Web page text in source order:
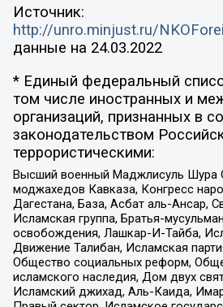
Источник:
http://unro.minjust.ru/
данные на 24.03.2022
* Единый федеральный
том числе иностранных и
организаций, признанных в
законодательством
террористическими:
Высший военный Маджлисуль Шура
моджахедов Кавказа, Конгресс
Дагестана, База, Асбат аль-Ансар,
Исламская группа, Братья-
освобождения, Лашкар-И-Тайба,
Движение Талибан, Исламская
Общество социальных реформ,
исламского наследия, Дом двух
Исламский джихад, Аль-Каида,